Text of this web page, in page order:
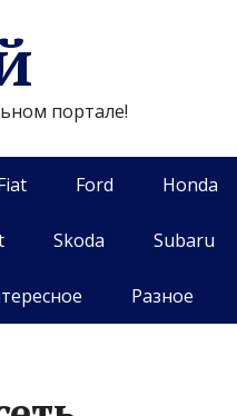
портале!
Ford Honda
Skoda Subaru
Разное